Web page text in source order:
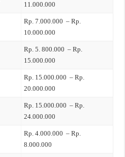
11.000.000
Rp. 7.000.000 – Rp.
10.000.000
Rp. 5. 800.000 – Rp.
15.000.000
Rp. 15.000.000 – Rp.
20.000.000
Rp. 15.000.000 – Rp.
24.000.000
Rp. 4.000.000 – Rp.
8.000.000